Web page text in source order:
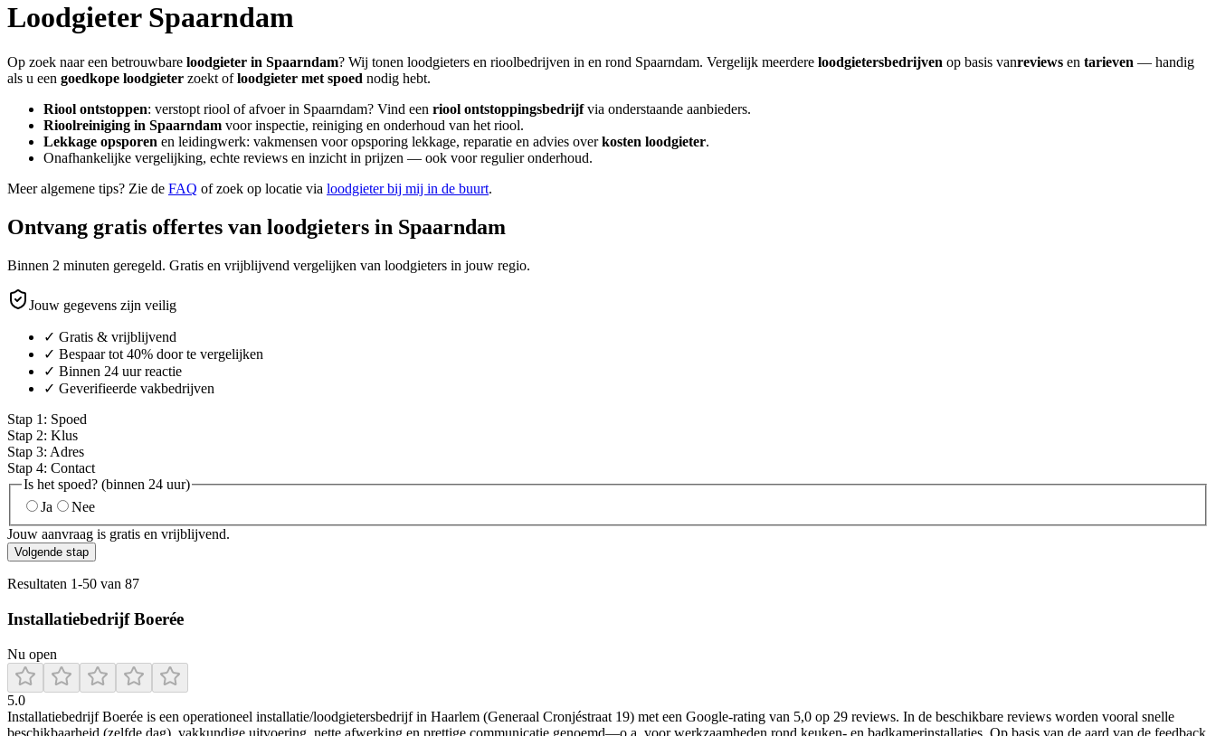
Loodgieter Spaarndam
Op zoek naar een betrouwbare loodgieter in Spaarndam? Wij tonen loodgieters en rioolbedrijven in en rond Spaarndam. Vergelijk meerdere loodgietersbedrijven op basis vanreviews en tarieven — handig
als u een goedkope loodgieter zoekt ofloodgieter met spoed nodig hebt.
Riool ontstoppen: verstopt riool of afvoer in Spaarndam? Vind een riool ontstoppingsbedrijfvia onderstaande aanbieders.
Rioolreiniging in Spaarndam voor inspectie, reiniging en onderhoud van het riool.
Lekkage opsporen en leidingwerk: vakmensen voor opsporing lekkage, reparatie en advies overkosten loodgieter.
Onafhankelijke vergelijking, echte reviews en inzicht in prijzen — ook voor regulier onderhoud.
Meer algemene tips? Zie de FAQ of zoek op locatie via loodgieter bij mij in de buurt.
Ontvang gratis offertes van loodgieters in Spaarndam
Binnen 2 minuten geregeld. Gratis en vrijblijvend vergelijken van loodgieters in jouw regio.
Jouw gegevens zijn veilig
✓ Gratis & vrijblijvend
✓ Bespaar tot 40% door te vergelijken
✓ Binnen 24 uur reactie
✓ Geverifieerde vakbedrijven
Stap 1 : Spoed
Stap 2: Klus
Stap 3: Adres
Stap 4: Contact
Is het spoed? (binnen 24 uur)
Ja
Nee
Jouw aanvraag is gratis en vrijblijvend.
Volgende stap
Resultaten 1-50 van 87
Installatiebedrijf Boerée
Nu open
5.0
Installatiebedrijf Boerée is een operationeel installatie/loodgietersbedrijf in Haarlem (Generaal Cronjéstraat 19) met een Google-rating van 5,0 op 29 reviews. In de beschikbare reviews worden vooral snelle
beschikbaarheid (zelfde dag), vakkundige uitvoering, nette afwerking en prettige communicatie genoemd—o.a. voor werkzaamheden rond keuken- en badkamerinstallaties. Op basis van de aard van de feedback